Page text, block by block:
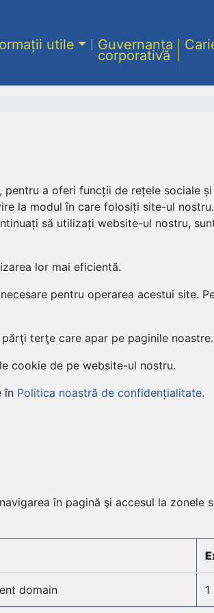
utile Guvernanța
corporativă
a oferi funcții de rețele sociale
la modul în care folosiți site-ul
să utilizați website-ul nostru,
lor mai eficientă.
pentru operarea acestui site.
terţe care apar pe paginile noastre.
cookie de pe website-ul nostru.
în Politica noastră de confidențialitate.
în pagină şi accesul la zonele
domain 1